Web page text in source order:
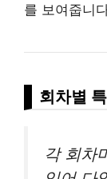
를 보여줍니
회차별
각 회차